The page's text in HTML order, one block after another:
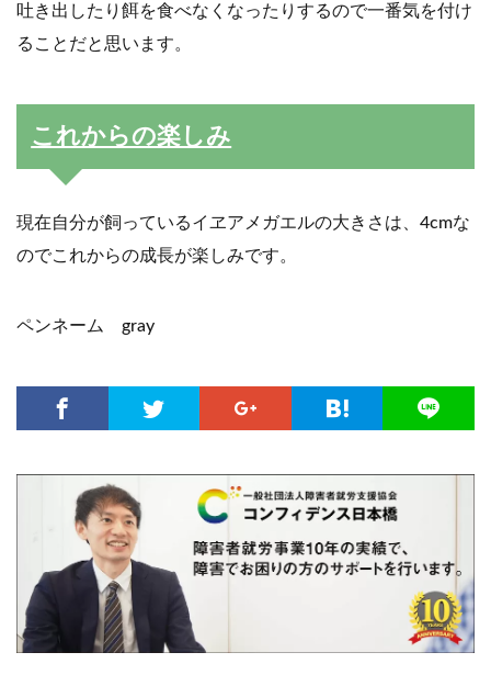
吐き出したり餌を食べなくなったりするので一番気を付け
ることだと思います。
これからの楽しみ
現在自分が飼っているイヱアメガエルの大きさは、4cmな
のでこれからの成長が楽しみです。
ペンネーム gray